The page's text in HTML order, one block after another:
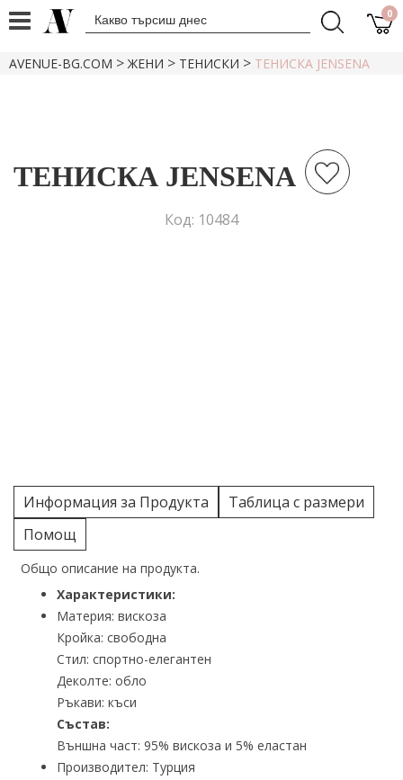
0
AVENUE-BG.COM >ЖЕНИ > ТЕНИСКИ > ТЕНИСКА JENSENA
ТЕНИСКА JENSENA
Код: 10484
Информация за Продукта
Таблица с размери
Помощ
Общо описание на продукта.
Характеристики:
Материя: вискоза
Кройка: свободна
Стил: спортно-елегантен
Деколте: обло
Ръкави: къси
Състав:
Външна част: 95% вискоза и 5% еластан
Производител: Турция